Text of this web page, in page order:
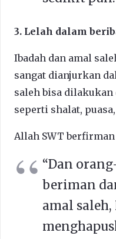
3. Lelah dalam
Ibadah dan amal
sangat dianjurkan
saleh bisa dilakukan
seperti shalat,
Allah SWT
“Dan
beriman
amal